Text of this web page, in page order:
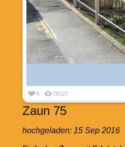
9 76127
Zaun 75
hochgeladen: 15 Sep 2016